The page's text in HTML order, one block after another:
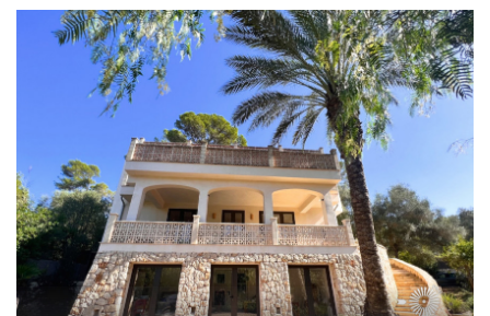
|-Palencia
|-Salamanca
|-Soria
|-Zamora
Castilla-La Mancha